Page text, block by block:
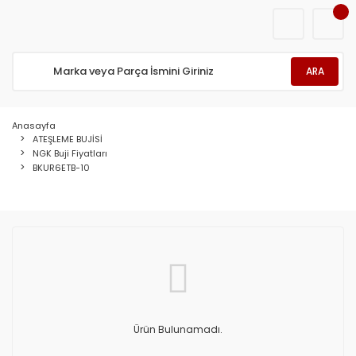
ARA
Anasayfa
ATEŞLEME BUJİSİ
NGK Buji Fiyatları
BKUR6ETB-10
Ürün Bulunamadı.